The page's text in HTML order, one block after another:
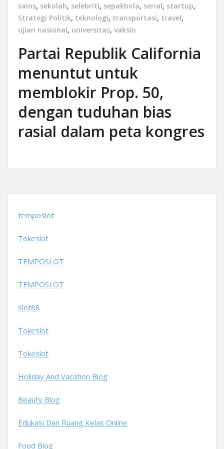
sains, sekolah, selebriti, sepakbola, serial, startup,
Strategi Politik, teknologi, transportasi, travel,
ujian nasional, universitas, vaksin
Partai Republik California
menuntut untuk
memblokir Prop. 50,
dengan tuduhan bias
rasial dalam peta kongres
temposlot
Tokeslot
TEMPOSLOT
TEMPOSLOT
slot88
Tokeslot
Tokeslot
Holiday And Vacation Blog
Beauty Blog
Edukasi Dan Ruang Kelas Online
Food Blog